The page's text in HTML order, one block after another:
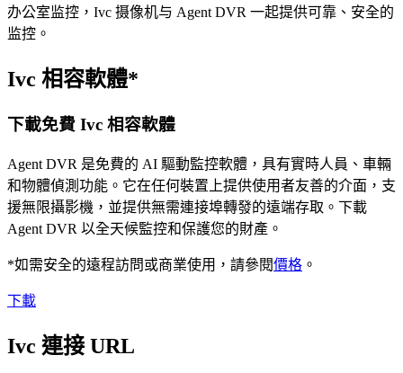
办公室监控，Ivc 摄像机与 Agent DVR 一起提供可靠、安全的
监控。
Ivc 相容軟體*
下載免費 Ivc 相容軟體
Agent DVR 是免費的 AI 驅動監控軟體，具有實時人員、車輛
和物體偵測功能。它在任何裝置上提供使用者友善的介面，支
援無限攝影機，並提供無需連接埠轉發的遠端存取。下載
Agent DVR 以全天候監控和保護您的財產。
*如需安全的遠程訪問或商業使用，請參閱價格 。
下載
Ivc 連接 URL